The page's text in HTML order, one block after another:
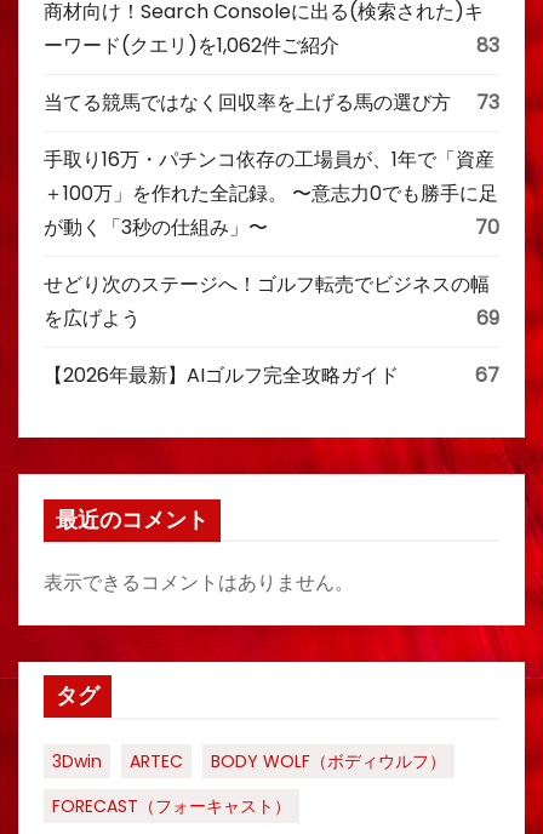
商材向け！Search Consoleに出る(検索された)キ
ーワード(クエリ)を1,062件ご紹介
83
当てる競馬ではなく回収率を上げる馬の選び方 73
手取り16万・パチンコ依存の工場員が、1年で「資産
＋100万」を作れた全記録。 〜意志力0でも勝手に足
が動く「3秒の仕組み」〜
70
せどり次のステージへ！ゴルフ転売でビジネスの幅
を広げよう
69
【2026年最新】AIゴルフ完全攻略ガイド 67
最近のコメント
表示できるコメントはありません。
タグ
3Dwin ARTEC
BODY WOLF（ボディウルフ）
FORECAST（フォーキャスト）